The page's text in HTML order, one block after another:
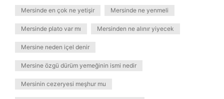
Mersinde en çok ne yetişir Mersinde ne yenmeli
Mersinde plato var mı Mersinden ne alınır yiyecek
Mersine neden içel denir
Mersine özgü dürüm yemeğinin ismi nedir
Mersinin cezeryesi meşhur mu